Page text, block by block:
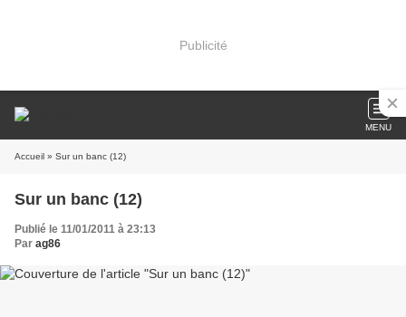
Publicité
MENU
Accueil » Sur un banc (12)
Sur un banc (12)
Publié le 11/01/2011 à 23:13
Par ag86